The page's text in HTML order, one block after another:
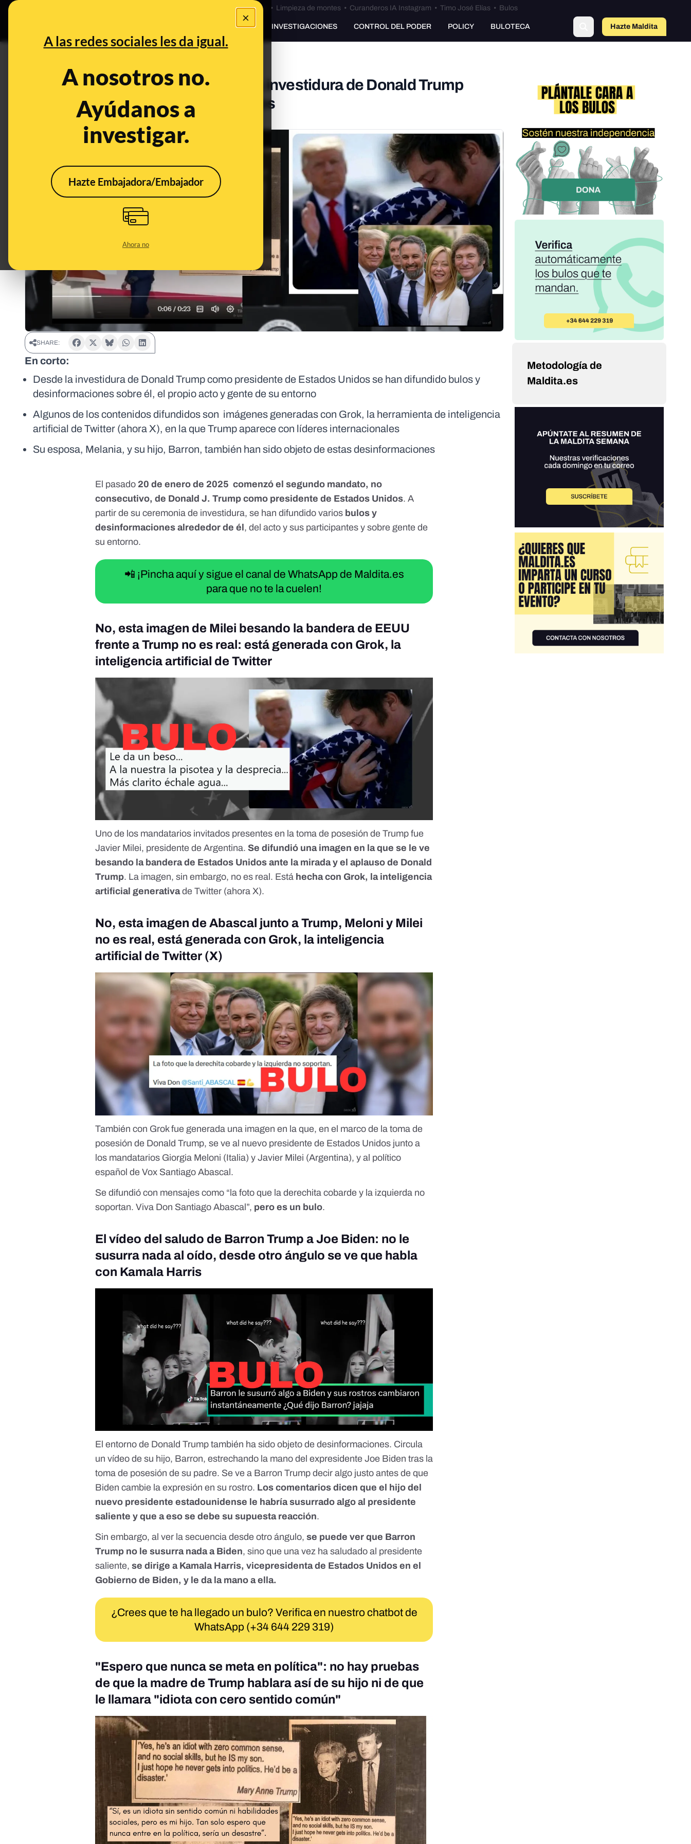
×
A las redes sociales les da igual.
A nosotros no.
Ayúdanos a
investigar.
Hazte Embajadora/Embajador
Ahora no
Bulos Ceuta • Limpieza de montes• Curanderos IA Instagram • Timo José Elías• Bulos
PREBUNKING INVESTIGACIONES CONTROL DEL PODER POLICY BULOTECA Hazte Maldito
Bulos y desinformaciones sobre la investidura de Donald Trump
como presidente de Estados Unidos
Jan 28, 2025, 5:38:56 PM
SHARE:
En corto:
Desde la investidura de Donald Trump como presidente de Estados Unidos se han difundido bulos y
desinformaciones sobre él, el propio acto y gente de su entorno
Algunos de los contenidos difundidos son imágenes generadas con Grok, la herramienta de inteligencia
artificial de Twitter (ahora X), en la que Trump aparece con líderes internacionales
Su esposa, Melania, y su hijo, Barron, también han sido objeto de estas desinformaciones
El pasado 20 de enero de 2025 comenzó el segundo mandato, no
consecutivo, de Donald J. Trump como presidente de Estados Unidos. A
partir de su ceremonia de investidura, se han difundido varios bulos y
desinformaciones alrededor de él , del acto y sus participantes y sobre gente de
su entorno.
📲 ¡Pincha aquí y sigue el canal de WhatsApp de Maldita.es
para que no te la cuelen!
No, esta imagen de Milei besando la bandera de EEUU
frente a Trump no es real: está generada con Grok, la
inteligencia artificial de Twitter
Uno de los mandatarios invitados presentes en la toma de posesión de Trump fue
Javier Milei, presidente de Argentina.Se difundió una imagen en la que se le ve
besando la bandera de Estados Unidos ante la mirada y el aplauso de Donald
Trump. La imagen, sin embargo, no es real . Está hecha con Grok, la inteligencia
artificial generativade Twitter (ahora X).
No, esta imagen de Abascal junto a Trump, Meloni y Milei
no es real, está generada con Grok, la inteligencia
artificial de Twitter (X)
También con Grok fue generada una imagen en la que, en el marco de la toma de
posesión de Donald Trump, se ve al nuevo presidente de Estados Unidos junto a
los mandatarios Giorgia Meloni (Italia) y Javier Milei (Argentina), y al político
español de Vox Santiago Abascal.
Se difundió con mensajes como “la foto que la derechita cobarde y la izquierda no
soportan. Viva Don Santiago Abascal”, pero es un bulo.
El vídeo del saludo de Barron Trump a Joe Biden: no le
susurra nada al oído, desde otro ángulo se ve que habla
con Kamala Harris
El entorno de Donald Trump también ha sido objeto de desinformaciones. Circula
un vídeo de su hijo, Barron, estrechando la mano del expresidente Joe Biden tras la
toma de posesión de su padre. Se ve a Barron Trump decir algo justo antes de que
Biden cambie la expresión en su rostro. Los comentarios dicen que el hijo del
nuevo presidente estadounidense le habría susurrado algo al presidente
saliente y que a eso se debe su supuesta reacción.
Sin embargo, al ver la secuencia desde otro ángulo,se puede ver que Barron
Trump no le susurra nada a Biden, sino que una vez ha saludado al presidente
saliente,se dirige a Kamala Harris, vicepresidenta de Estados Unidos en el
Gobierno de Biden, y le da la mano a ella.
¿Crees que te ha llegado un bulo? Verifica en nuestro chatbot de
WhatsApp (+34 644 229 319)
"Espero que nunca se meta en política": no hay pruebas
de que la madre de Trump hablara así de su hijo ni de que
le llamara "idiota con cero sentido común"
Metodología de
Maldita.es